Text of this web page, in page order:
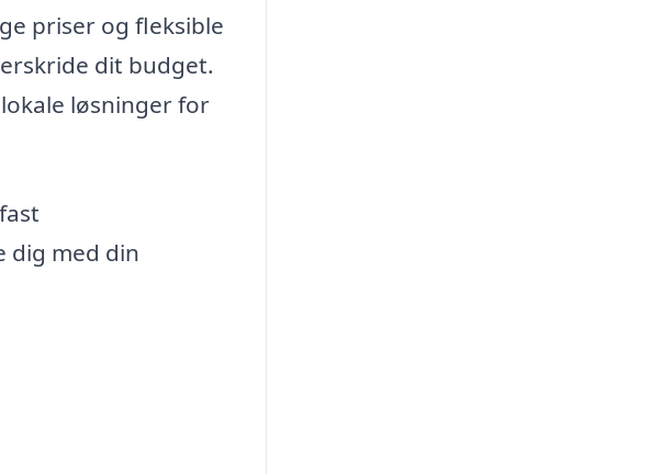
priser og fleksible
dit budget.
løsninger for
dig med din